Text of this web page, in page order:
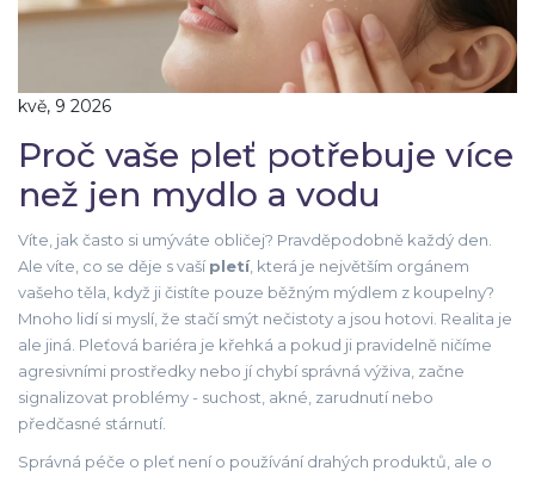
kvě, 9 2026
Proč vaše pleť potřebuje více
než jen mydlo a vodu
Víte, jak často si umýváte obličej? Pravděpodobně každý den.
Ale víte, co se děje s vašípletí, která je největším orgánem
vašeho těla, když ji čistíte pouze běžným mýdlem z koupelny?
Mnoho lidí si myslí, že stačí smýt nečistoty a jsou hotovi. Realita je
ale jiná. Pleťová bariéra je křehká a pokud ji pravidelně ničíme
agresivními prostředky nebo jí chybí správná výživa, začne
signalizovat problémy - suchost, akné, zarudnutí nebo
předčasné stárnutí.
Správná péče o pleť není o používání drahých produktů, ale o